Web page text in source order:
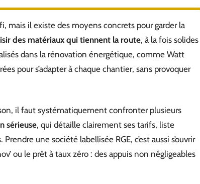
mais il existe des moyens concrets pour garder la
des matériaux qui tiennent la route, à la fois solides
dans la rénovation énergétique, comme Watt
pour s’adapter à chaque chantier, sans provoquer
il faut systématiquement confronter plusieurs
sérieuse, qui détaille clairement ses tarifs, liste
une société labellisée RGE, c’est aussi s’ouvrir
ou le prêt à taux zéro : des appuis non négligeables